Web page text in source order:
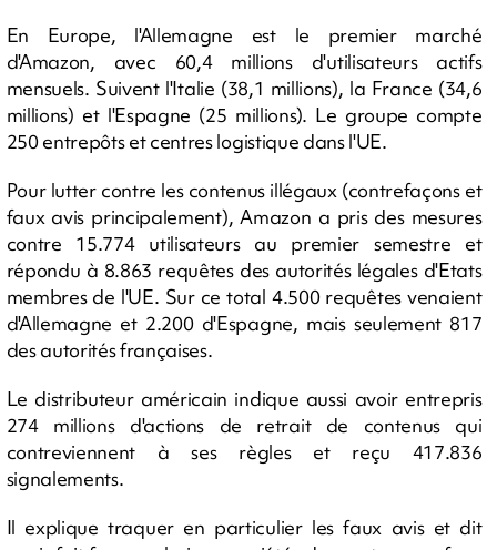
En Europe, l'Allemagne est le premier marché
d'Amazon, avec 60,4 millions d'utilisateurs actifs
mensuels. Suivent l'Italie (38,1 millions), la France (34,6
millions) et l'Espagne (25 millions). Le groupe compte
250 entrepôts et centres logistique dans l'UE.
Pour lutter contre les contenus illégaux (contrefaçons et
faux avis principalement), Amazon a pris des mesures
contre 15.774 utilisateurs au premier semestre et
répondu à 8.863 requêtes des autorités légales d'Etats
membres de l'UE. Sur ce total 4.500 requêtes venaient
d'Allemagne et 2.200 d'Espagne, mais seulement 817
des autorités françaises.
Le distributeur américain indique aussi avoir entrepris
274 millions d'actions de retrait de contenus qui
contreviennent à ses règles et reçu 417.836
signalements.
Il explique traquer en particulier les faux avis et dit